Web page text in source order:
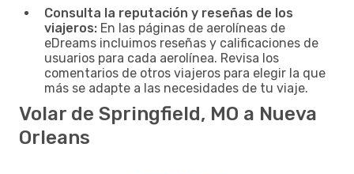
Consulta la reputación y reseñas de los
viajeros: En las páginas de aerolíneas de
eDreams incluimos reseñas y calificaciones de
usuarios para cada aerolínea. Revisa los
comentarios de otros viajeros para elegir la que
más se adapte a las necesidades de tu viaje.
Volar de Springfield, MO a Nueva
Orleans